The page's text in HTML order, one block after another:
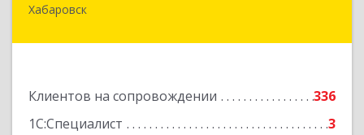
Хабаровск
Клиентов на сопровождении
336
1С:Специалист
3
680030, Хабаровский край, Хабаровск г, Ленина